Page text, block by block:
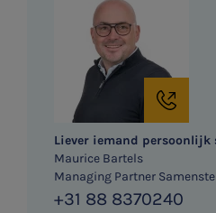
Liever iemand persoonlijk
Maurice Bartels
Managing Partner
+31 88 8370240